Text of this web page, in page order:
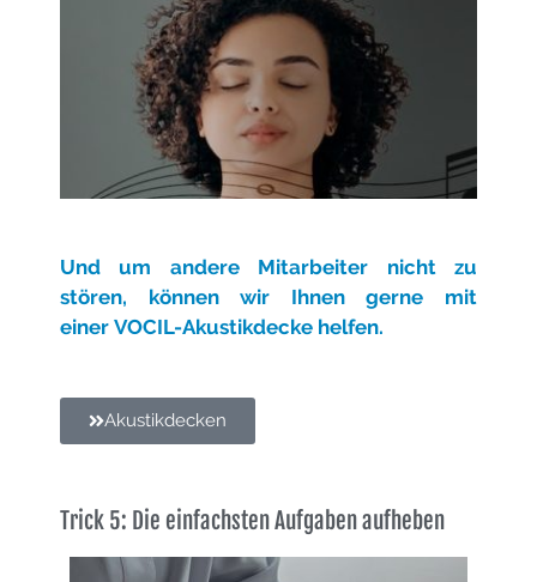
Und um andere Mitarbeiter nicht zu
stören, können wir Ihnen gerne mit
einer VOCIL-Akustikdecke helfen.
Akustikdecken
Trick 5: Die einfachsten Aufgaben aufheben